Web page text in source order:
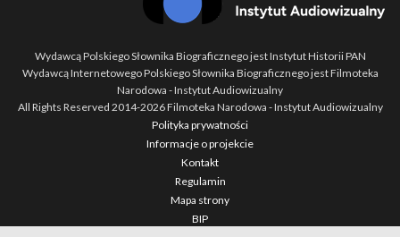
Wydawcą Polskiego Słownika Biograficznego jest Instytut Historii PAN
Wydawcą Internetowego Polskiego Słownika Biograficznego jest Filmoteka
Narodowa - Instytut Audiowizualny
All Rights Reserved 2014-2026Filmoteka Narodowa - Instytut Audiowizualny
Polityka prywatności
Informacje o projekcie
Kontakt
Regulamin
Mapa strony
BIP